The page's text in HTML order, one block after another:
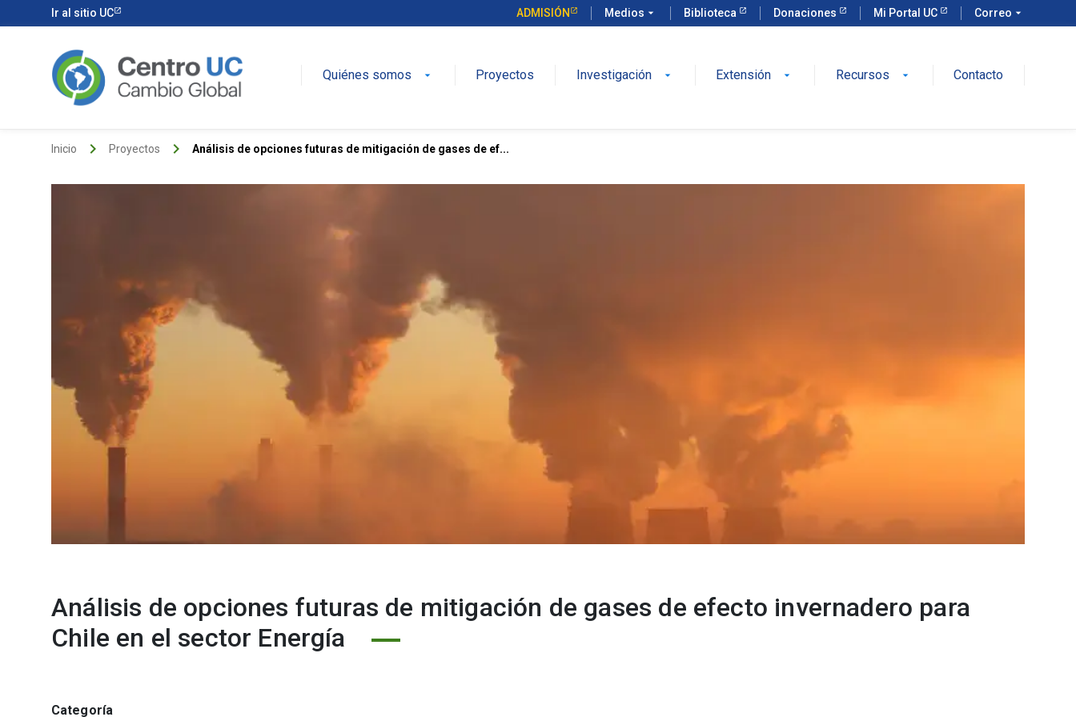
Ir al sitio UC ADMISIÓN Medios arrow_drop_down Biblioteca Donaciones Mi Portal UC Correo arrow_drop_down
Quiénes somos arrow_drop_down Proyectos Investigación arrow_drop_down Extensión arrow_drop_down Recursos arrow_drop_down Contacto
Inicio keyboard_arrow_right Proyectos keyboard_arrow_right Análisis de opciones futuras de mitigación de gases de ef...
Análisis de opciones futuras de mitigación de gases de efecto invernadero para
Chile en el sector Energía
Categoría